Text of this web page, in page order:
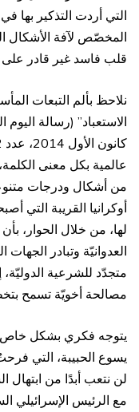
التي أردت التذكير بها
المخصّص لآفة الأشكال
قلب فاسد غير قادر على
نلاحظ بألم التبعات
عالمية بكل معنى
من أشكال ودرجات
أوكرانيا القريبة التي
لها، من خلال الحوار،
العدوانيّة وتبادر
متجدّد للشرعية
مصالحة أخويّة تسمح
يتوجه فكري بشكل خاص
يسوع الحبيبة، التي
لن نتعب أبدًا من ابتهال
مع الرئيس الإسرائيلي